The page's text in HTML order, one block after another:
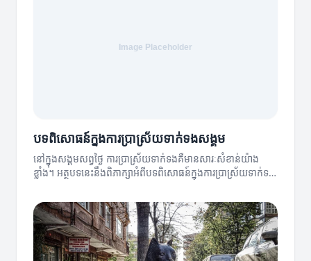
បទពិសោធន៍ក្នុងការប្រាស្រ័យទាក់ទងសង្គម
នៅក្នុងសង្គមសព្វថ្ងៃ ការប្រាស្រ័យទាក់ទងគឺមានសារៈសំខាន់យ៉ាង
ខ្លាំង។ អត្ថបទនេះនឹងពិភាក្សាអំពីបទពិសោធន៍ក្នុងការប្រាស្រ័យទាក់ទង